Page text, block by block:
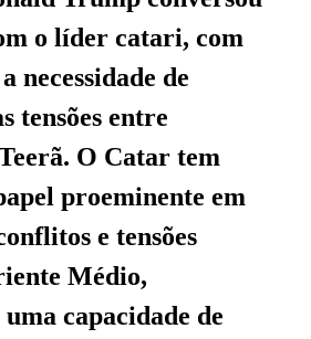
o líder catari, com
necessidade de
tensões entre
O Catar tem
proeminente em
e tensões
Médio,
capacidade de